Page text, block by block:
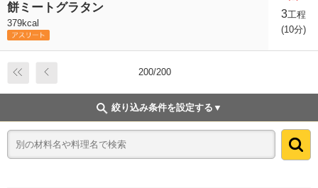
餅ミートグラタン
379kcal
3工程
(10分)
200/200
絞り込み条件を設定する